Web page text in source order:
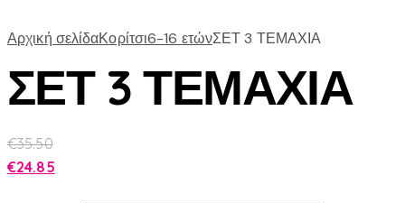
Αρχική σελίδαΚορίτσι6-16 ετώνΣΕΤ 3 ΤΕΜΑΧΙΑ
ΣΕΤ 3 ΤΕΜΑΧΙΑ
€35.50
€24.85